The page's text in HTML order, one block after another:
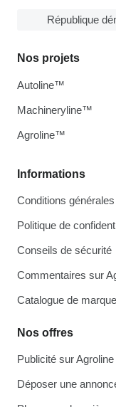
République
Informations
Conditions
Politique de
Conseils de sécurité
Commentaires sur
Catalogue de
Nos offres
Publicité sur Agroline
Déposer une
Nos projets
Autoline™
Machineryline™
Agroline™